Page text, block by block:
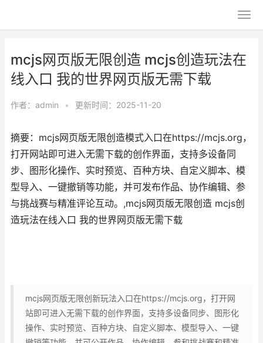
mcjs网页版无限创造 mcjs创造玩法在
线入口 我的世界网页版无需下载
作者： admin • 更新时间：2025-11-20
摘要：mcjs网页版无限创造模式入口在https://mcjs.org，
打开网站即可进入无需下载的创作界面，支持多设备同
步、图形化操作、实时预览、百种方块、自定义脚本、模
型导入、一键撤销等功能，并可发布作品、协作编辑、参
与挑战赛与精准评论互动。,mcjs网页版无限创造 mcjs创
造玩法在线入口 我的世界网页版无需下载
mcjs网页版无限创新玩法入口在https://mcjs.org，打开网
站即可进入无需下载的创作界面，支持多设备同步、图形化
操作、实时预览、百种方块、自定义脚本、模型导入、一键